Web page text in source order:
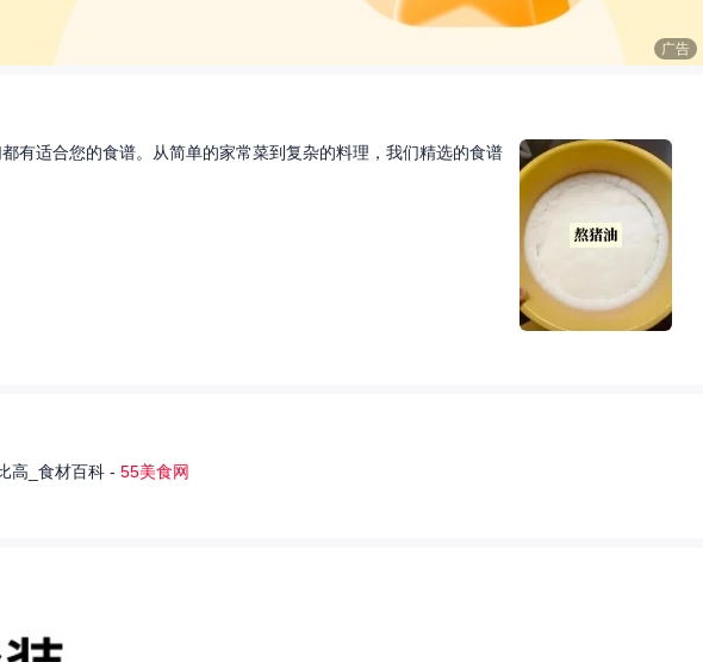
广告
有适合您的食谱。从简单的家常菜到复杂的料理，我们精选的食谱
高_食材百科 - 55美食网